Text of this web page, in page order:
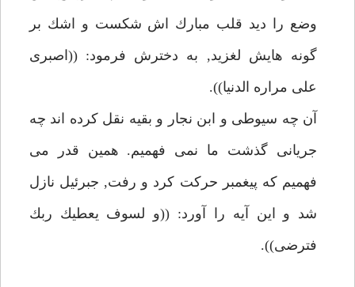
وضع را ديد قلب مبارك اش شكست و اشك بر
گونه هايش لغزيد, به دخترش فرمود: ((اصبرى
على مراره الدنيا)).
آن چه سيوطى و ابن نجار و بقيه نقل كرده اند چه
جريانى گذشت ما نمى فهميم. همين قدر مى
فهميم كه پيغمبر حركت كرد و رفت, جبرئيل نازل
شد و اين آيه را آورد: ((و لسوف يعطيك ربك
فترضى)).